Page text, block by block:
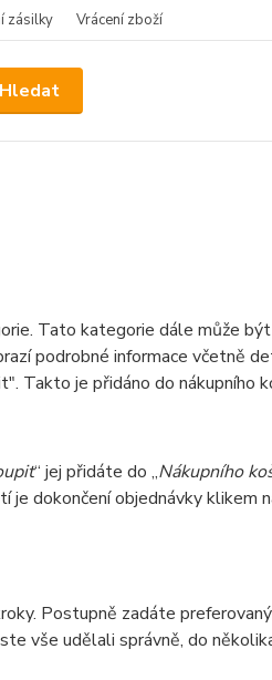
zásilky Vrácení zboží
Hledat
Tato kategorie dále může
podrobné informace včetně
Takto je přidáno do nákupního
“ jej přidáte do „Nákupního
je dokončení objednávky klikem
Postupně zadáte
vše udělali správně, do